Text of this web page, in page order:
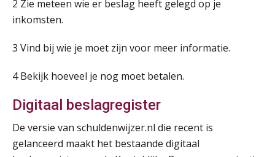
2 Zie meteen wie er beslag heeft gelegd op je
inkomsten.
3 Vind bij wie je moet zijn voor meer informatie.
4 Bekijk hoeveel je nog moet betalen.
Digitaal beslagregister
De versie van schuldenwijzer.nl die recent is
gelanceerd maakt het bestaande digitaal
AUG
MOCuitgevers
26
Opfriscursus PDL (NIRPA PE)
Markus Verbeek Praehep
26
AUG
Summercourse Impact en invloed van AI op de salarisverwerking (basis)
MOCuitgevers